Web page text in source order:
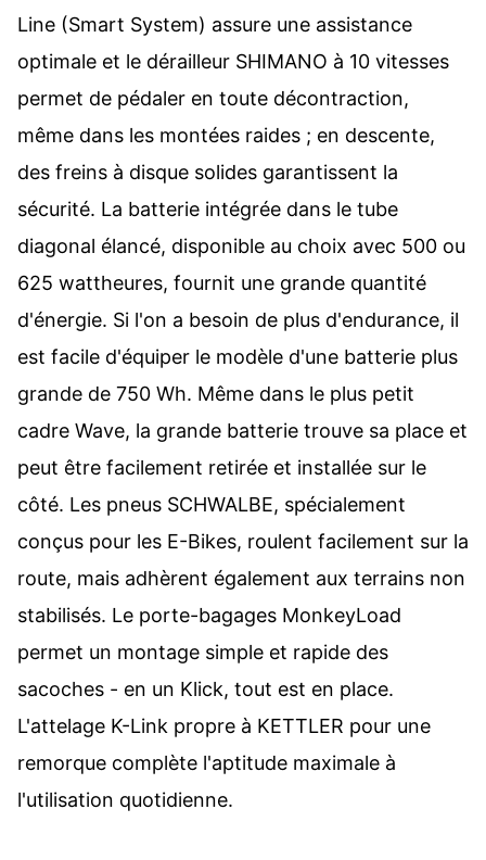
Line (Smart System) assure une assistance
optimale et le dérailleur SHIMANO à 10 vitesses
permet de pédaler en toute décontraction,
même dans les montées raides ; en descente,
des freins à disque solides garantissent la
sécurité. La batterie intégrée dans le tube
diagonal élancé, disponible au choix avec 500 ou
625 wattheures, fournit une grande quantité
d'énergie. Si l'on a besoin de plus d'endurance, il
est facile d'équiper le modèle d'une batterie plus
grande de 750 Wh. Même dans le plus petit
cadre Wave, la grande batterie trouve sa place et
peut être facilement retirée et installée sur le
côté. Les pneus SCHWALBE, spécialement
conçus pour les E-Bikes, roulent facilement sur la
route, mais adhèrent également aux terrains non
stabilisés. Le porte-bagages MonkeyLoad
permet un montage simple et rapide des
sacoches - en un Klick, tout est en place.
L'attelage K-Link propre à KETTLER pour une
remorque complète l'aptitude maximale à
l'utilisation quotidienne.